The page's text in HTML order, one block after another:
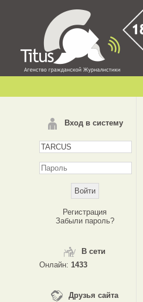
Вход в систему
Регистрация
Забыли пароль?
В сети
Онлайн: 1433
Друзья сайта